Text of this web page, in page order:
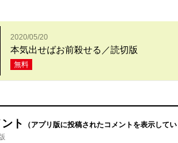
2020/05/20
本気出せばお前殺せる／読切版
無料
ト
（アプリ版に投稿されたコメントを表示してい